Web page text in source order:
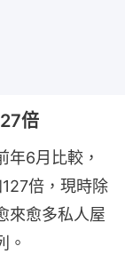
倍
年6月比較，
倍，現時除
來愈多私人屋
。